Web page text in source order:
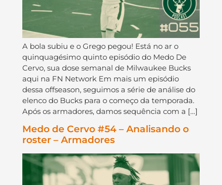
A bola subiu e o Grego pegou! Está no ar o
quinquagésimo quinto episódio do Medo De
Cervo, sua dose semanal de Milwaukee Bucks
aqui na FN Network Em mais um episódio
dessa offseason, seguimos a série de análise do
elenco do Bucks para o começo da temporada.
Após os armadores, damos sequência com a […]
Medo de Cervo #54 – Analisando o
roster – Armadores